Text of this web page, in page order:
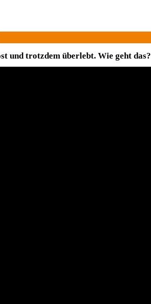
und trotzdem überlebt. Wie geht das?